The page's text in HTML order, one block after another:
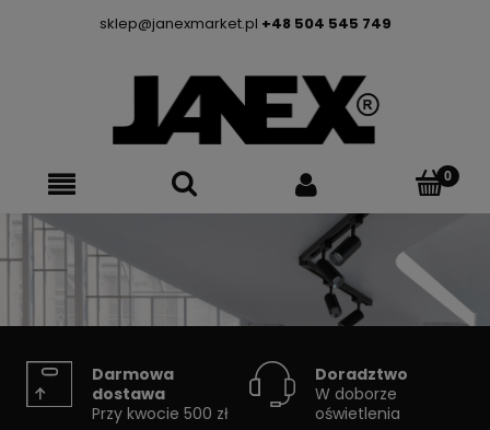
sklep@janexmarket.pl +48 504 545 749
SYSTEMY SZYNOWE
Darmowa
dostawa
Przy kwocie 500 zł
Doradztwo
W doborze
oświetlenia